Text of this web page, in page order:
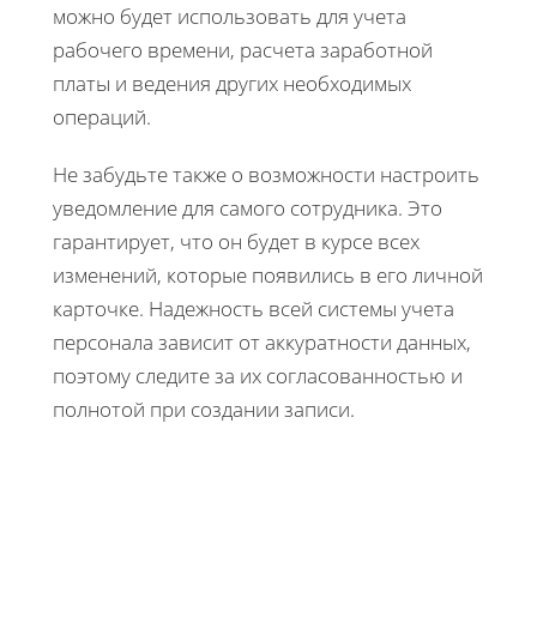
можно будет использовать для учета
рабочего времени, расчета заработной
платы и ведения других необходимых
операций.
Не забудьте также о возможности настроить
уведомление для самого сотрудника. Это
гарантирует, что он будет в курсе всех
изменений, которые появились в его личной
карточке. Надежность всей системы учета
персонала зависит от аккуратности данных,
поэтому следите за их согласованностью и
полнотой при создании записи.